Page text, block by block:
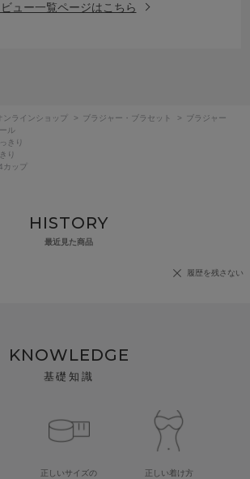
ビュー一覧ページはこちら
ンラインショップ > ブラジャー・ブラセット >
ブラジャー
ル
きり
り
カップ
HISTORY
最近見た商品
履歴を残さない
KNOWLEDGE
基礎知識
正しいサイズの
正しい着け方